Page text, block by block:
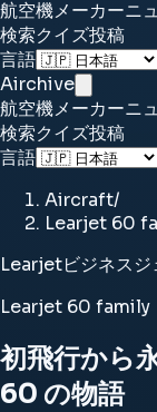
航空機メーカーニ
検索クイズ投稿
言語
Airchive
航空機メーカーニ
検索クイズ投稿
言語
Aircraft/
Learjet 60
Learjetビジネスジ
Learjet 60 family
初飛行から
60 の物語